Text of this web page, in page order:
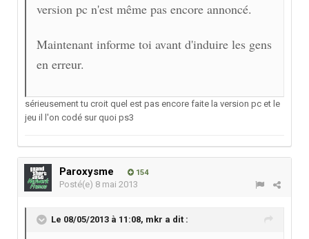
version pc n'est même pas encore annoncé.
Maintenant informe toi avant d'induire les gens
en erreur.
sérieusement tu croit quel est pas encore faite la version pc et le
jeu il l'on codé sur quoi ps3
Paroxysme 154
Posté(e) 8 mai 2013
Le 08/05/2013 à 11:08, mkr a dit :